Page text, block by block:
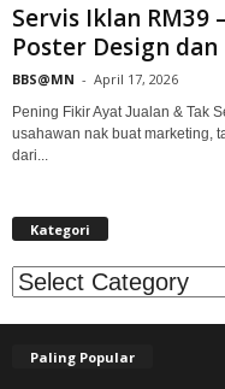
Servis Iklan RM39
Poster Design dan
BBS@MN - April 17, 2026
Pening Fikir Ayat Jualan & Tak
usahawan nak buat marketing,
dari...
Kategori
Kategori
Paling Popular